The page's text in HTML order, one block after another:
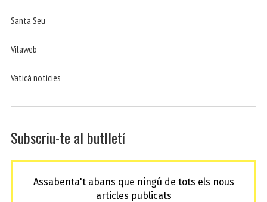
Santa Seu
Vilaweb
Vaticá noticies
Subscriu-te al butlletí
Assabenta't abans que ningú de tots els nous
articles publicats